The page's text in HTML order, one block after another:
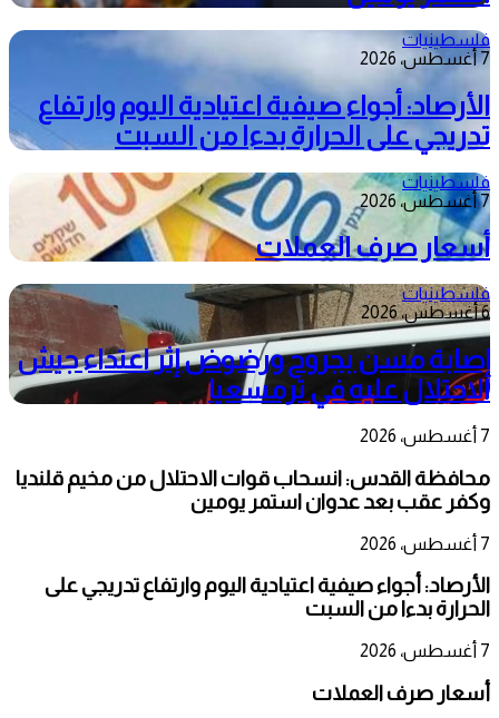
فلسطينيات
7 أغسطس، 2026
الأرصاد: أجواء صيفية اعتيادية اليوم وارتفاع
تدريجي على الحرارة بدءا من السبت
فلسطينيات
7 أغسطس، 2026
أسعار صرف العملات
فلسطينيات
6 أغسطس، 2026
إصابة مسن بجروح ورضوض إثر اعتداء جيش
الاحتلال عليه في ترمسعيا
7 أغسطس، 2026
محافظة القدس: انسحاب قوات الاحتلال من مخيم قلنديا
وكفر عقب بعد عدوان استمر يومين
7 أغسطس، 2026
الأرصاد: أجواء صيفية اعتيادية اليوم وارتفاع تدريجي على
الحرارة بدءا من السبت
7 أغسطس، 2026
أسعار صرف العملات